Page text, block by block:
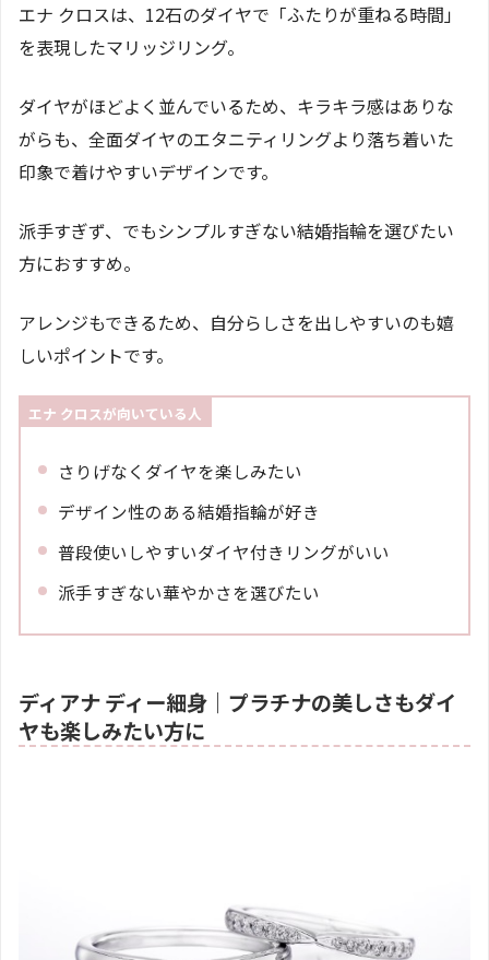
エナ クロスは、12石のダイヤで「ふたりが重ねる時間」
を表現したマリッジリング。
ダイヤがほどよく並んでいるため、キラキラ感はありな
がらも、全面ダイヤのエタニティリングより落ち着いた
印象で着けやすいデザインです。
派手すぎず、でもシンプルすぎない結婚指輪を選びたい
方におすすめ。
アレンジもできるため、自分らしさを出しやすいのも嬉
しいポイントです。
エナ クロスが向いている人
さりげなくダイヤを楽しみたい
デザイン性のある結婚指輪が好き
普段使いしやすいダイヤ付きリングがいい
派手すぎない華やかさを選びたい
ディアナ ディー細身｜プラチナの美しさもダイ
ヤも楽しみたい方に